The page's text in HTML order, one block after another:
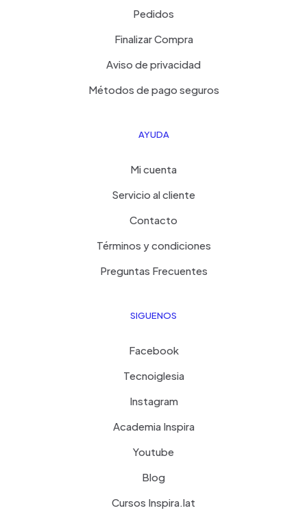
Pedidos
Finalizar Compra
Aviso de privacidad
Métodos de pago seguros
AYUDA
Mi cuenta
Servicio al cliente
Contacto
Términos y condiciones
Preguntas Frecuentes
SIGUENOS
Facebook
Tecnoiglesia
Instagram
Academia Inspira
Youtube
Blog
Cursos Inspira.lat